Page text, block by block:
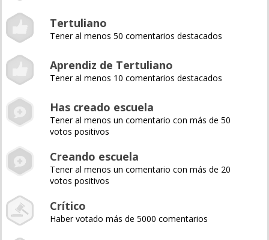
Tertuliano
Tener al menos 50 comentarios destacados
Aprendiz de Tertuliano
Tener al menos 10 comentarios destacados
Has creado escuela
Tener al menos un comentario con más de 50
votos positivos
Creando escuela
Tener al menos un comentario con más de 20
votos positivos
Crítico
Haber votado más de 5000 comentarios